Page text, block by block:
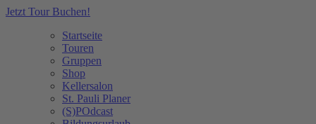
Jetzt Tour Buchen!
Startseite
Touren
Gruppen
Shop
Kellersalon
St. Pauli Planer
(S)POdcast